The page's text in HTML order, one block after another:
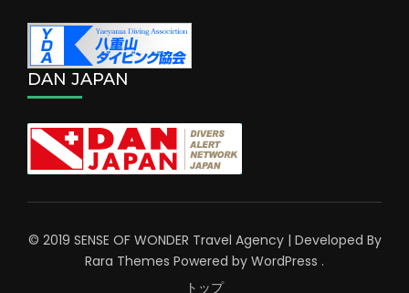
DAN JAPAN
© 2019 SENSE OF WONDER Travel Agency | Developed By
Rara Themes Powered by WordPress .
トップ